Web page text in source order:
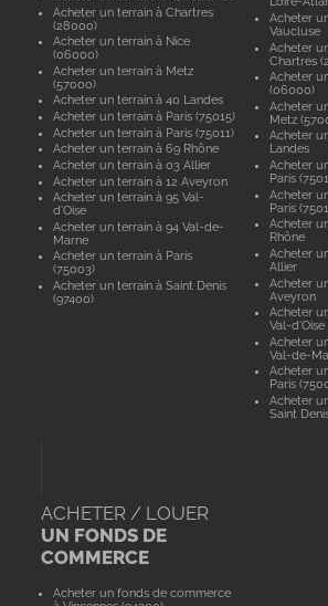
Acheter un terrain à Chartres
(28000)
Acheter un terrain à Nice
(06000)
Acheter un terrain à Metz
(57000)
Acheter un terrain à 40 Landes
Acheter un terrain à Paris (75015)
Acheter un terrain à Paris (75011)
Acheter un terrain à 69 Rhône
Acheter un terrain à 03 Allier
Acheter un terrain à 12 Aveyron
Acheter un terrain à 95 Val-
d'Oise
Acheter un terrain à 94 Val-de-
Marne
Acheter un terrain à Paris
(75003)
Acheter un terrain à Saint Denis
(97400)
Acheter
Vaucluse
Acheter
Chartres
Acheter
(06000)
Acheter
Metz
Acheter
Landes
Acheter
Paris
Acheter
Paris
Acheter
Rhône
Acheter
Allier
Acheter
Aveyron
Acheter
Val-d'Oise
Acheter
Val-de-
Acheter
Paris
Acheter
Saint
ACHETER / LOUER
UN FONDS DE
COMMERCE
Acheter un fonds de commerce